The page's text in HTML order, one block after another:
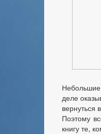
деле
вернуться
Поэтому
книгу те,